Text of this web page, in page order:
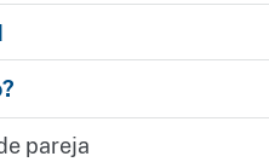
pareja